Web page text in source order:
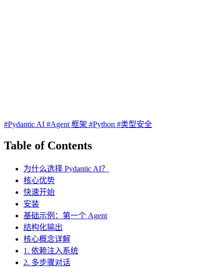
#Pydantic AI #Agent 框架 #Python #类型安全
Table of Contents
为什么选择 Pydantic AI？
核心优势
快速开始
安装
基础示例：第一个 Agent
结构化输出
核心概念详解
1. 依赖注入系统
2. 多步骤对话